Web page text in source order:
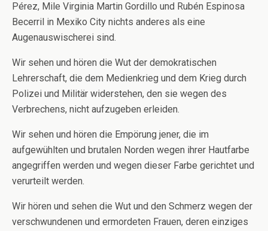
Pérez, Mile Virginia Martin Gordillo und Rubén Espinosa
Becerril in Mexiko City nichts anderes als eine
Augenauswischerei sind.
Wir sehen und hören die Wut der demokratischen
Lehrerschaft, die dem Medienkrieg und dem Krieg durch
Polizei und Militär widerstehen, den sie wegen des
Verbrechens, nicht aufzugeben erleiden.
Wir sehen und hören die Empörung jener, die im
aufgewühlten und brutalen Norden wegen ihrer Hautfarbe
angegriffen werden und wegen dieser Farbe gerichtet und
verurteilt werden.
Wir hören und sehen die Wut und den Schmerz wegen der
verschwundenen und ermordeten Frauen, deren einziges